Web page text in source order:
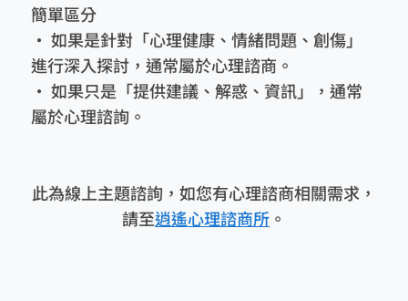
簡單區分
• 如果是針對「心理健康、情緒問題、創傷」
進行深入探討，通常屬於心理諮商。
• 如果只是「提供建議、解惑、資訊」，通常
屬於心理諮詢。
此為線上主題諮詢，如您有心理諮商相關需求，
請至逍遙心理諮商所 。